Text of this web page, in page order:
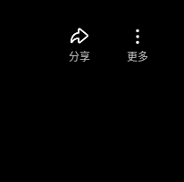
分享 更多